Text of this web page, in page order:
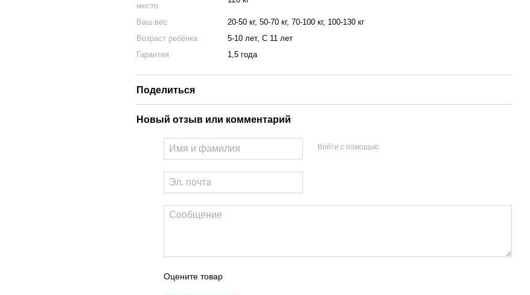
место
Ваш вес
20-50 кг, 50-70 кг, 70-100 кг, 100-130 кг
Возраст ребёнка
5-10 лет, С 11 лет
Гарантия
1,5 года
Поделиться
Новый отзыв или комментарий
Войти с помощью
Оцените товар